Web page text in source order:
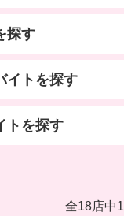
探す
イトを探す
トを探す
全18店中1